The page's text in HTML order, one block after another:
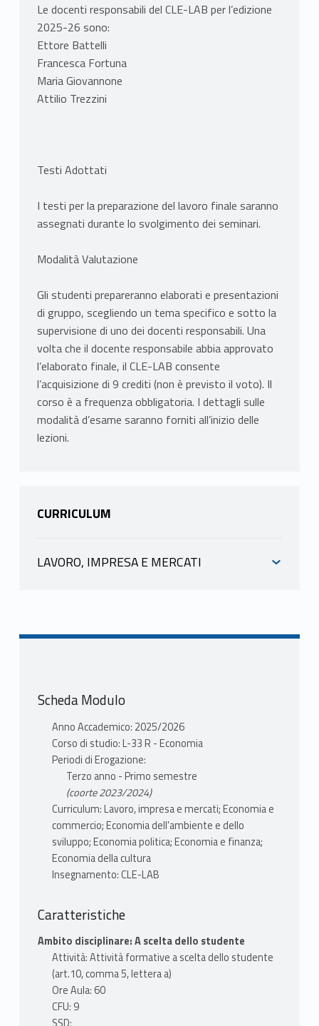
Le docenti responsabili del CLE-LAB per l’edizione
2025-26 sono:
Ettore Battelli
Francesca Fortuna
Maria Giovannone
Attilio Trezzini
Testi Adottati
I testi per la preparazione del lavoro finale saranno
assegnati durante lo svolgimento dei seminari.
Modalità Valutazione
Gli studenti prepareranno elaborati e presentazioni
di gruppo, scegliendo un tema specifico e sotto la
supervisione di uno dei docenti responsabili. Una
volta che il docente responsabile abbia approvato
l’elaborato finale, il CLE-LAB consente
l’acquisizione di 9 crediti (non è previsto il voto). Il
corso è a frequenza obbligatoria. I dettagli sulle
modalità d’esame saranno forniti all’inizio delle
lezioni.
CURRICULUM
LAVORO, IMPRESA E MERCATI
TREZZINI ATTILIO
PROGRAMMA
Il CLE-LAB edizione 2025-26 è
organizzato intorno al tema
“Questioni di genere: economia, diritto
e società” che viene affrontato da vari
punti di vista disciplinari. L’obiettivo del
corso è fornire gli strumenti necessari
per studiare le discriminazioni di genere
nell’economia e nella società italiane;
l’evoluzione nel tempo del fenomeno e
le politiche che ne hanno determinato
Le questioni verranno affrontate da
tre diversi punti di vista quello
economico, quello giuridico e quello dei
metodi statistici per l’analisi
quantitativa del fenomeno.
BATTELLI ETTORE
scheda docente
MODALITÀ FREQUENZA
facoltativa
MODALITÀ VALUTAZIONE
esame
GIOVANNONE MARIA
FORTUNA FRANCESCA
ECONOMIA E COMMERCIO
INFORMAZIONI
TREZZINI ATTILIO
Scheda Modulo
Anno Accademico: 2025/2026
Corso di studio: L-33 R - Economia
Periodi di Erogazione:
Terzo anno - Primo semestre
(coorte 2023/2024)
Curriculum: Lavoro, impresa e mercati; Economia e
commercio; Economia dell'ambiente e dello
sviluppo; Economia politica; Economia e finanza;
Economia della cultura
Insegnamento: CLE-LAB
Caratteristiche
Ambito disciplinare: A scelta dello studente
Attività: Attività formative a scelta dello studente
(art.10, comma 5, lettera a)
Ore Aula: 60
CFU: 9